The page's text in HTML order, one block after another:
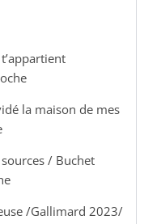
la maison de mes
/ Buchet
/Gallimard 2023/